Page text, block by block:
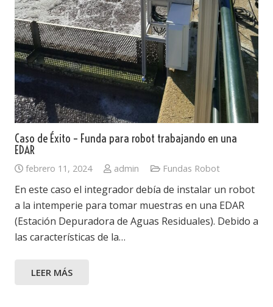
Caso de Éxito – Funda para robot trabajando en una
EDAR
febrero 11, 2024 admin Fundas Robot
En este caso el integrador debía de instalar un robot
a la intemperie para tomar muestras en una EDAR
(Estación Depuradora de Aguas Residuales). Debido a
las características de la…
LEER MÁS